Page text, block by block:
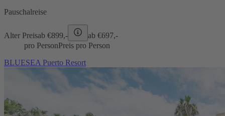
Pauschalreise
Alter Preisab €899,- ab €697,-
pro PersonPreis pro Person
BLUESEA Puerto Resort